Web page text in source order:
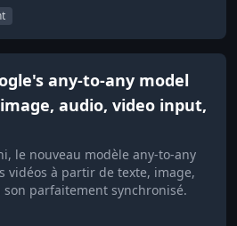
any-to-any model
audio, video input,
le nouveau modèle any-to-any
vidéos à partir de texte, image,
parfaitement synchronisé.